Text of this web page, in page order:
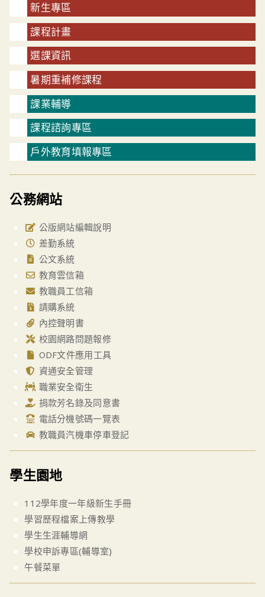
新生專區
課程計畫
選課資訊
暑期重補修課程
課業輔導
課程諮詢專區
戶外教育填報專區
公務網站
公版網站編輯說明
差勤系統
公文系統
教育雲信箱
教職員工信箱
請購系統
內控聲明書
校園網路問題報修
ODF文件應用工具
資通安全管理
職業安全衛生
捐款芳名錄及同意書
電話分機號碼一覽表
教職員汽機車停車登記
學生園地
112學年度一年級新生手冊
學習歷程檔案上傳教學
學生生涯輔導網
學校申訴專區(輔導室)
午餐菜單